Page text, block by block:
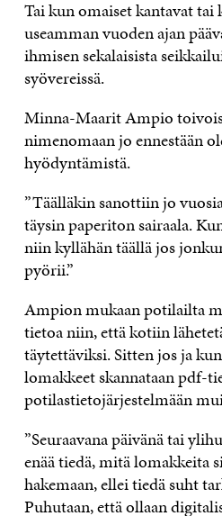
Tai kun omaiset kantavat tai
useamman vuoden ajan
ihmisen sekalaisista
syövereissä.
Minna-Maarit Ampio
nimenomaan jo ennestään
hyödyntämistä.
”Täälläkin sanottiin jo
täysin paperiton sairaala.
niin kyllähän täällä jos
pyörii.”
Ampion mukaan potilailta
tietoa niin, että kotiin
täytettäviksi. Sitten jos ja
lomakkeet skannataan pdf-
potilastietojärjestelmään
”Seuraavana päivänä tai
enää tiedä, mitä lomakkeita
hakemaan, ellei tiedä suht
Puhutaan, että ollaan